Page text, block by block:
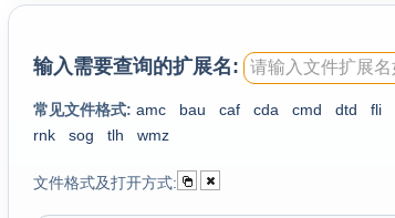
输入需要查询的扩展名:
常见文件格式: amc bau caf cda cmd dtd fli
rnk
sog tlh wmz
文件格式及打开方式: